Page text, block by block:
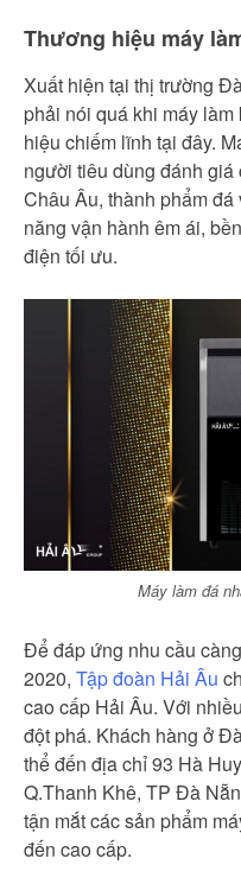
Thương hiệu máy
Xuất hiện tại thị trường
phải nói quá khi máy
hiệu chiếm lĩnh tại đây.
người tiêu dùng đánh
Châu Âu, thành phẩm
năng vận hành êm ái,
điện tối ưu.
Máy làm đá
Để đáp ứng nhu cầu
2020, Tập đoàn Hải Âu
cao cấp Hải Âu. Với
đột phá. Khách hàng ở
thể đến địa chỉ 93 Hà
Q.Thanh Khê, TP Đà
tận mắt các sản phẩm
đến cao cấp.